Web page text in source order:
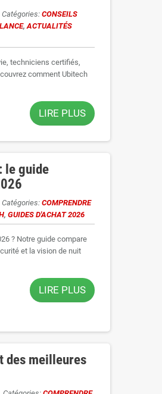
Catégories:CONSEILS
,ACTUALITÉS
techniciens certifiés,
comment Ubitech
LIRE PLUS
le guide
Catégories:COMPRENDRE
,GUIDES D'ACHAT 2026
? Notre guide compare
et la vision de nuit
LIRE PLUS
des meilleures